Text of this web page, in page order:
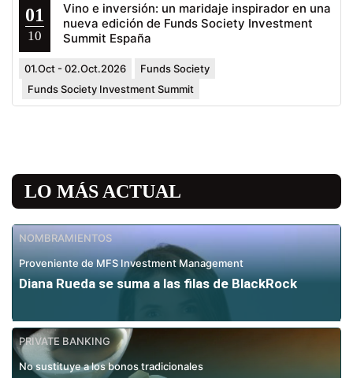
01
10
Vino e inversión: un maridaje inspirador en una
nueva edición de Funds Society Investment
Summit España
01.Oct - 02.Oct.2026
Funds Society
Funds Society Investment Summit
LO MÁS ACTUAL
NOMBRAMIENTOS
Proveniente de MFS Investment Management
Diana Rueda se suma a las filas de BlackRock
PRIVATE BANKING
No sustituye a los bonos tradicionales